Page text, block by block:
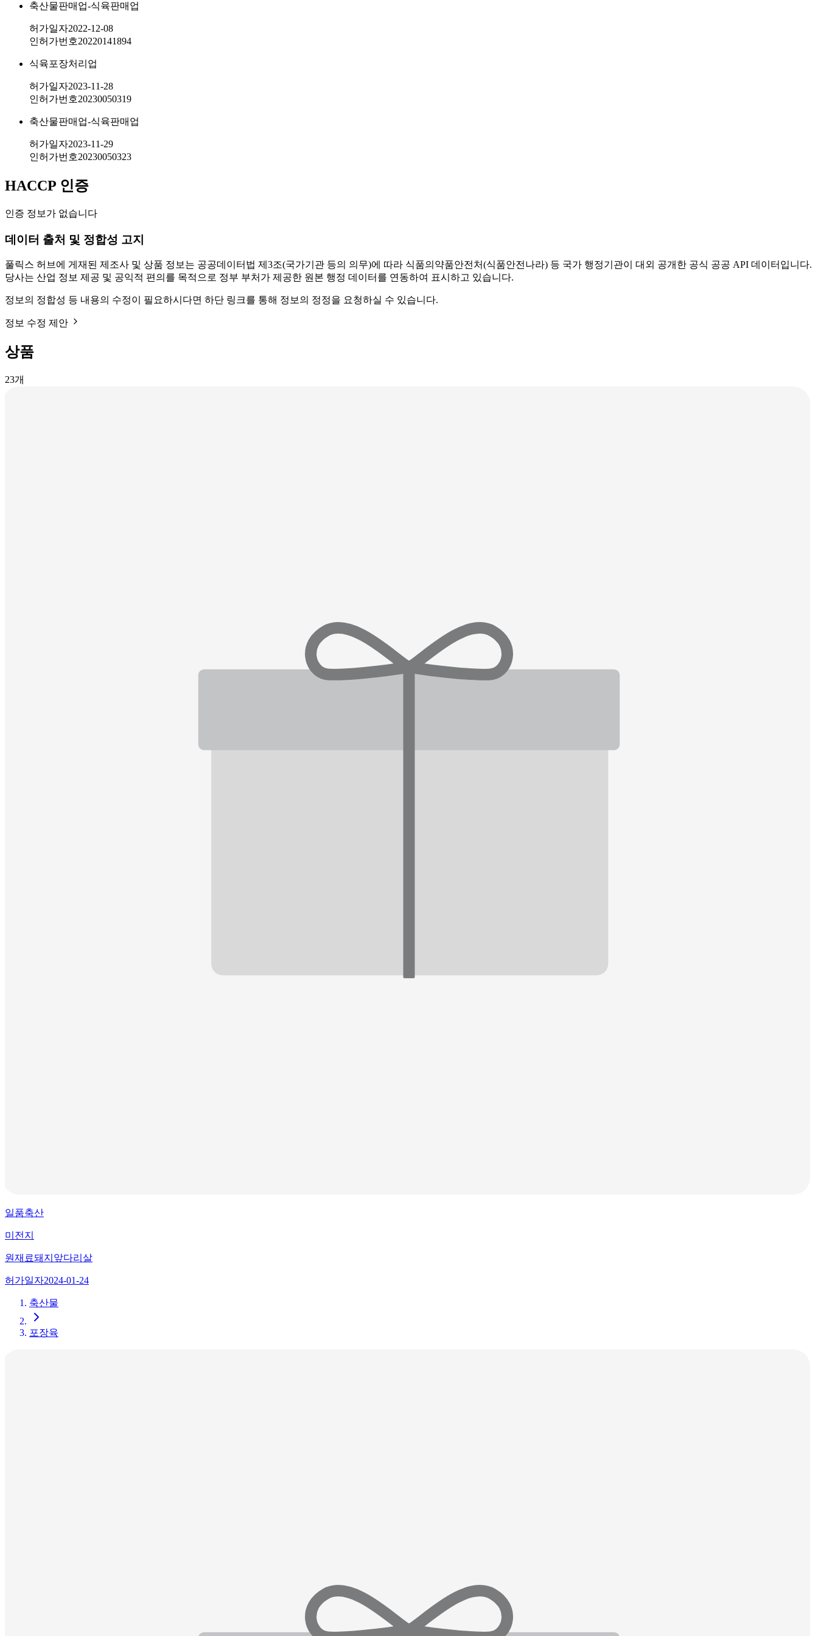
축산물판매업-식육판매업
허가일자2022-12-08
인허가번호20220141894
식육포장처리업
허가일자2023-11-28
인허가번호20230050319
축산물판매업-식육판매업
허가일자2023-11-29
인허가번호20230050323
HACCP 인증
인증 정보가 없습니다
데이터 출처 및 정합성 고지
풀릭스 허브에 게재된 제조사 및 상품 정보는 공공데이터법 제3조(국가기관 등의 의무)에 따라 식품의약품안전처(식품안전나라) 등 국가 행정기관이 대외 공개한 공식 공공 API 데이터입니다.
당사는 산업 정보 제공 및 공익적 편의를 목적으로 정부 부처가 제공한 원본 행정 데이터를 연동하여 표시하고 있습니다.
정보의 정합성 등 내용의 수정이 필요하시다면 하단 링크를 통해 정보의 정정을 요청하실 수 있습니다.
정보 수정 제안
상품
23개
일품축산
미전지
원재료돼지앞다리살
허가일자2024-01-24
축산물
포장육